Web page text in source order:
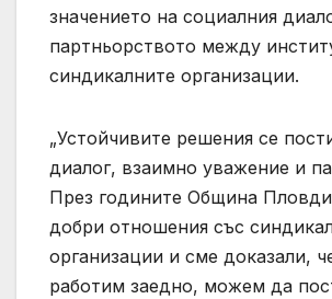
значението на социалния
партньорството между
синдикалните организации.
„Устойчивите решения се
диалог, взаимно уважение и
През годините Община
добри отношения със
организации и сме доказали,
работим заедно, можем да